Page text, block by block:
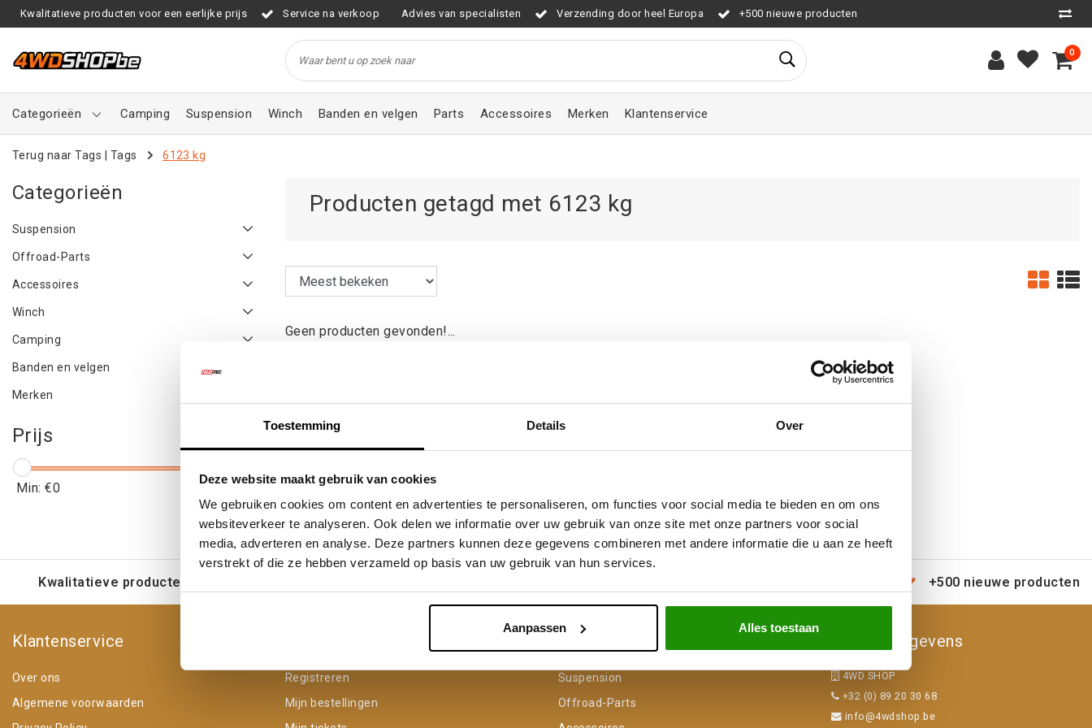
Toestemming Details Over
Deze website maakt gebruik van cookies
We gebruiken cookies om content en advertenties te personaliseren, om functies voor social media te bieden en om ons
websiteverkeer te analyseren. Ook delen we informatie over uw gebruik van onze site met onze partners voor social
media, adverteren en analyse. Deze partners kunnen deze gegevens combineren met andere informatie die u aan ze heeft
verstrekt of die ze hebben verzameld op basis van uw gebruik van hun services.
Aanpassen Alles toestaan
Kwalitatieve producten voor een eerlijke prijs Service na verkoop Advies van specialisten Verzending door heel Europa +500 nieuwe producten
0
Categorieën Camping Suspension Winch Banden en velgen Parts Accessoires Merken Klantenservice
Terug naar Tags Tags 6123 kg
Categorieën
Suspension
Offroad-Parts
Accessoires
Winch
Camping
Banden en velgen
Merken
Prijs
Min: €0 Max: €5
Producten getagd met 6123 kg
Geen producten gevonden!...
Kwalitatieve producten voor een eerlijke prijs +500 nieuwe producten
Klantenservice
Over ons
Algemene voorwaarden
Registreren
Mijn bestellingen
Suspension
Offroad-Parts
Contactgegevens
4WD SHOP
+32 (0) 89 20 30 68
info@4wdshop.be